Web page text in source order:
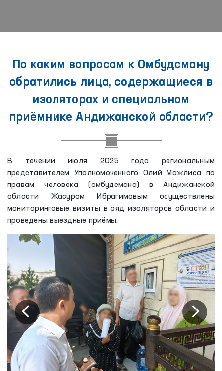
По каким вопросам к Омбудсману
обратились лица, содержащиеся в
изоляторах и специальном
приёмнике Андижанской области?
В течении июля 2025 года региональным
представителем Уполномоченного Олий Мажлиса по
правам человека (омбудсмана) в Андижанской
области Жасуром Ибрагимовым осуществлены
мониторинговые визиты в ряд изоляторов области и
проведены выездные приёмы.